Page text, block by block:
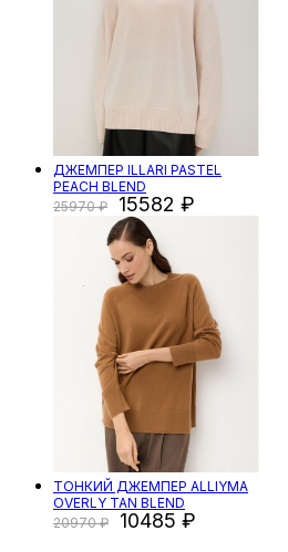
ДЖЕМПЕР ILLARI PASTEL
PEACH BLEND
25970
15582
ТОНКИЙ ДЖЕМПЕР ALLIYMA
OVERLY TAN BLEND
20970
10485